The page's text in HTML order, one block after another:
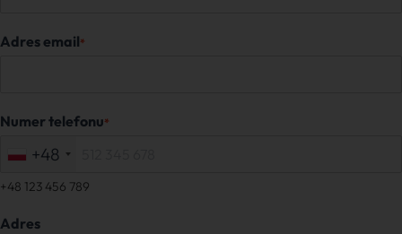
Adres email*
Numer telefonu*
+48
+48 123 456 789
Adres